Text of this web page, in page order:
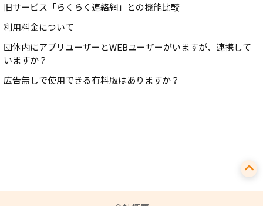
旧サービス「らくらく連絡網」との機能比較
利用料金について
団体内にアプリユーザーとWEBユーザーがいますが、連携して
いますか？
広告無しで使用できる有料版はありますか？